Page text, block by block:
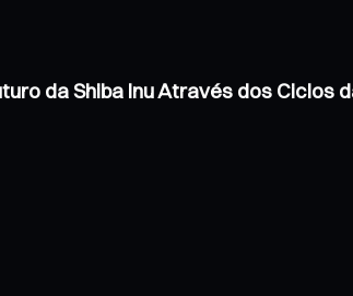
da Shiba Inu Através dos